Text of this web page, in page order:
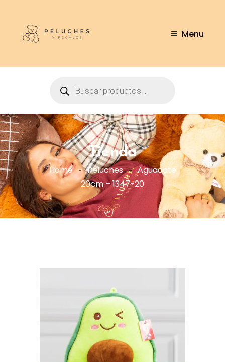
Menu
Tienda
Home Peluches
Aguacate
20cm – 1347-20